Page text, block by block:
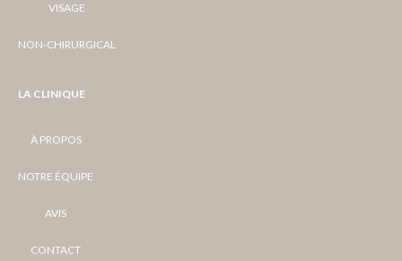
VISAGE
NON-CHIRURGICAL
LA CLINIQUE
À PROPOS
NOTRE ÉQUIPE
AVIS
CONTACT